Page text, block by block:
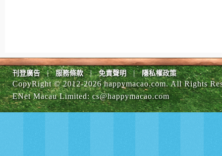
刊登廣告 | 服務條款 | 免責聲明 | 隱私權政策
CopyRight © 2012-2026 happymacao.com. All Rights
ENet Macau Limited:cs@happymacao.com